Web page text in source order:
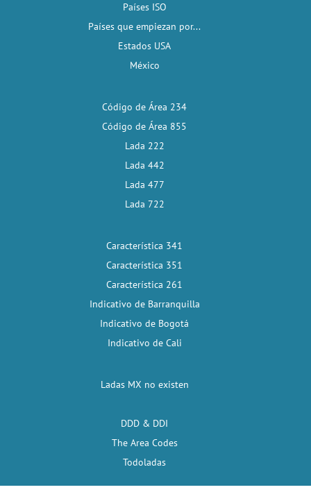
Países ISO
Países que empiezan por...
Estados USA
México
Código de Área 234
Código de Área 855
Lada 222
Lada 442
Lada 477
Lada 722
Característica 341
Característica 351
Característica 261
Indicativo de Barranquilla
Indicativo de Bogotá
Indicativo de Cali
Ladas MX no existen
DDD & DDI
The Area Codes
Todoladas